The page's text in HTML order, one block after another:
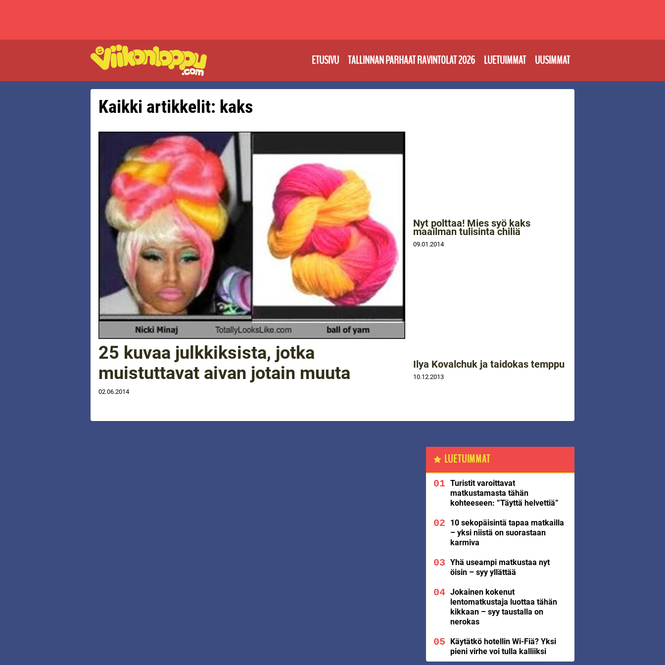
ETUSIVU TALLINNAN PARHAAT RAVINTOLAT 2026 LUETUIMMAT UUSIMMAT
Kaikki artikkelit: kaks
25 kuvaa julkkiksista, jotka
muistuttavat aivan jotain muuta
02.06.2014
Nyt polttaa! Mies syö kaks
maailman tulisinta chiliä
09.01.2014
Ilya Kovalchuk ja taidokas temppu
10.12.2013
LUETUIMMAT
Turistit varoittavat
matkustamasta tähän
kohteeseen: ”Täyttä helvettiä”
10 sekopäisintä tapaa matkailla
– yksi niistä on suorastaan
karmiva
Yhä useampi matkustaa nyt
öisin – syy yllättää
Jokainen kokenut
lentomatkustaja luottaa tähän
kikkaan – syy taustalla on
nerokas
Käytätkö hotellin Wi-Fiä? Yksi
pieni virhe voi tulla kalliiksi